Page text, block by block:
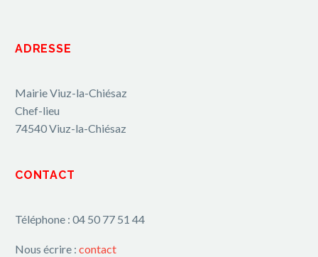
ADRESSE
Mairie Viuz-la-Chiésaz
Chef-lieu
74540 Viuz-la-Chiésaz
CONTACT
Téléphone : 04 50 77 51 44
Nous écrire : contact